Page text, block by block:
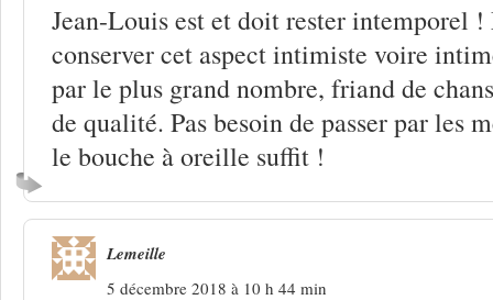
Jean-Louis est et doit rester intemporel
conserver cet aspect intimiste voire
par le plus grand nombre, friand de
de qualité. Pas besoin de passer par les
le bouche à oreille suffit !
Lemeille
5 décembre 2018 à 10 h 44 min